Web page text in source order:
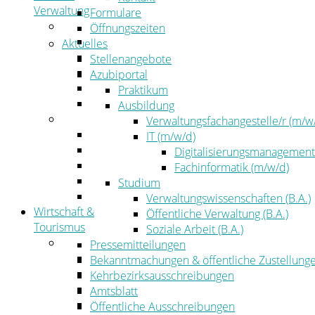
Verwaltung
Politik
Kreistag
Kreistagsinformationssystem
Bürgerinformationssystem
Wahlen
Leitbild
Der Landrat
Kommunalaufsicht
Zahlen, Daten, Fakten
Wirtschaft &
Tourismus
Wirtschaft
Wirtschaftsförderung
Gewerbeflächen und Unternehmen
Arbeitgeberservice
Mobilfunk & Breitband
Formulare
Öffnungszeiten
Aktuelles
Stellenangebote
Azubiportal
Praktikum
Ausbildung
Verwaltungsfachangestelle/r (m/
IT (m/w/d)
Fachinformatik (m/w/d)
Studium
Verwaltungswissenschaften (B.A.)
Öffentliche Verwaltung (B.A.)
Soziale Arbeit (B.A.)
Pressemitteilungen
Bekanntmachungen & öffentliche
Kehrbezirksausschreibungen
Amtsblatt
Öffentliche Ausschreibungen